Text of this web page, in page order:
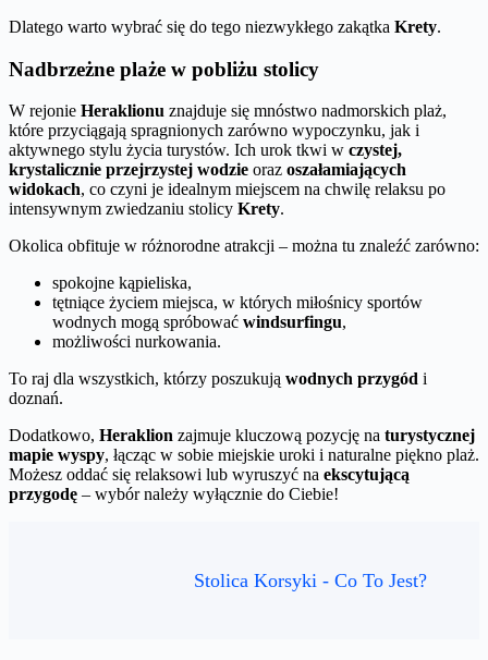
Dlatego warto wybrać się do tego niezwykłego zakątka Krety.
Nadbrzeżne plaże w pobliżu stolicy
W rejonie Heraklionu znajduje się mnóstwo nadmorskich plaż,
które przyciągają spragnionych zarówno wypoczynku, jak i
aktywnego stylu życia turystów. Ich urok tkwi w czystej,
krystalicznie przejrzystej wodzie oraz oszałamiających
widokach, co czyni je idealnym miejscem na chwilę relaksu po
intensywnym zwiedzaniu stolicy Krety.
Okolica obfituje w różnorodne atrakcji – można tu znaleźć zarówno:
spokojne kąpieliska,
tętniące życiem miejsca, w których miłośnicy sportów
wodnych mogą spróbować windsurfingu,
możliwości nurkowania.
To raj dla wszystkich, którzy poszukują wodnych przygód i
doznań.
Dodatkowo, Heraklion zajmuje kluczową pozycję na turystycznej
mapie wyspy, łącząc w sobie miejskie uroki i naturalne piękno plaż.
Możesz oddać się relaksowi lub wyruszyć na ekscytującą
przygodę – wybór należy wyłącznie do Ciebie!
Stolica Korsyki - Co To Jest?